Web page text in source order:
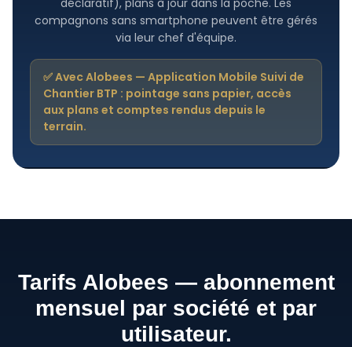
compagnons sans smartphone peuvent être gérés
via leur chef d'équipe.
✅ Avec Alobees — Application Mobile Suivi de
Chantier BTP : pointage sans papier, accès
aux plans et comptes rendus depuis le
terrain.
Tarifs Alobees — abonnement
mensuel par société et par
utilisateur.